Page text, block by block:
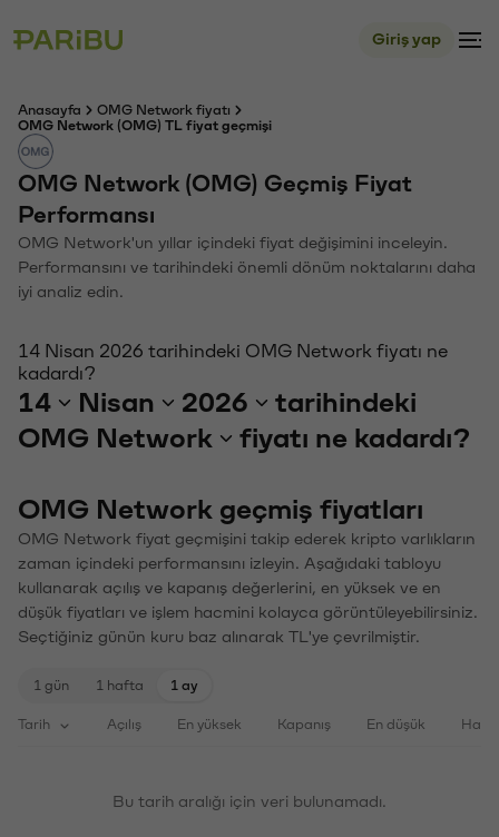
Giriş yap
Anasayfa
OMG Network fiyatı
OMG Network (OMG) TL fiyat geçmişi
OMG Network (OMG) Geçmiş Fiyat
Performansı
OMG Network'un yıllar içindeki fiyat değişimini inceleyin.
Performansını ve tarihindeki önemli dönüm noktalarını daha
iyi analiz edin.
14 Nisan 2026 tarihindeki OMG Network fiyatı ne
kadardı?
14 Nisan 2026
tarihindeki
OMG Network
fiyatı ne kadardı?
OMG Network geçmiş fiyatları
OMG Network fiyat geçmişini takip ederek kripto varlıkların
zaman içindeki performansını izleyin. Aşağıdaki tabloyu
kullanarak açılış ve kapanış değerlerini, en yüksek ve en
düşük fiyatları ve işlem hacmini kolayca görüntüleyebilirsiniz.
Seçtiğiniz günün kuru baz alınarak TL'ye çevrilmiştir.
1 gün 1 hafta 1 ay
Tarih Açılış En yüksek Kapanış En düşük
Bu tarih aralığı için veri bulunamadı.